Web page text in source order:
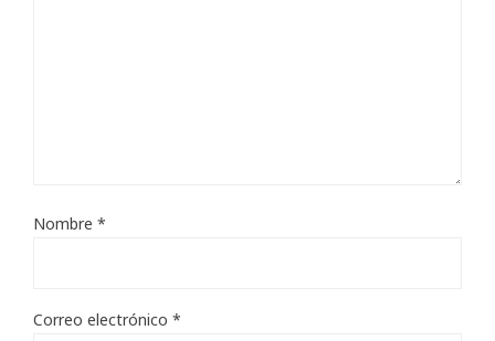
Nombre *
Correo electrónico *